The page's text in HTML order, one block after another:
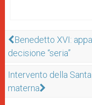
Benedetto XVI:
decisione “seria”
Intervento della
materna